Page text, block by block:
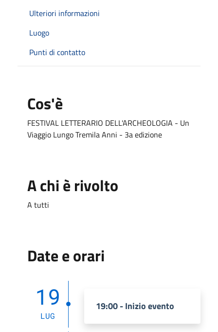
Ulteriori informazioni
Luogo
Punti di contatto
Cos'è
FESTIVAL LETTERARIO DELL'ARCHEOLOGIA - Un
Viaggio Lungo Tremila Anni - 3a edizione
A chi è rivolto
A tutti
Date e orari
19
LUG
19:00 - Inizio evento